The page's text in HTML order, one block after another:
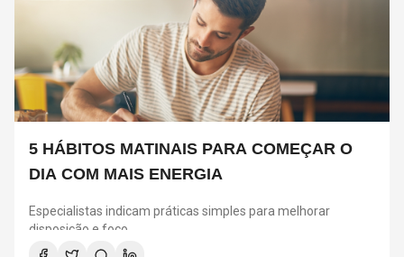
5 HÁBITOS MATINAIS PARA COMEÇAR O
DIA COM MAIS ENERGIA
Especialistas indicam práticas simples para melhorar
disposição e foco